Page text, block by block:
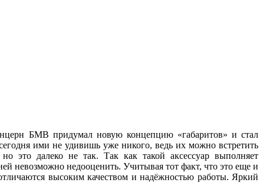
БМВ придумал новую концепцию «габаритов» и стал
ими не удивишь уже никого, ведь их можно встретить
это далеко не так. Так как такой аксессуар выполняет
невозможно недооценить. Учитывая тот факт, что это еще и
высоким качеством и надёжностью работы. Яркий